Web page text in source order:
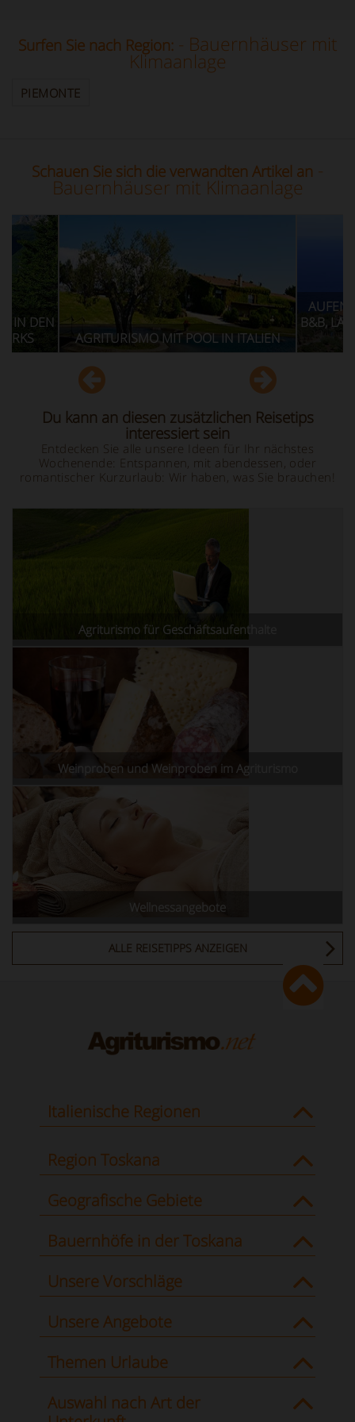
Surfen Sie nach Region: - Bauernhäuser mit
Klimaanlage
PIEMONTE
Schauen Sie sich die verwandten Artikel an -
Bauernhäuser mit Klimaanlage
MIT POOL IN ITALIEN
AUFENTHALT IN
B&B, LANDHAUS UND
Du kann an diesen zusätzlichen Reisetips
interessiert sein
Entdecken Sie alle unsere Ideen für Ihr nächstes
Wochenende: Entspannen, mit abendessen, oder
romantischer Kurzurlaub: Wir haben, was Sie brauchen!
Agriturismo für Geschäftsaufenthalte
Weinproben und Weinproben im Agriturismo
Wellnessangebote
ALLE REISETIPPS ANZEIGEN
Italienische Regionen
Region Toskana
Geografische Gebiete
Bauernhöfe in der Toskana
Unsere Vorschläge
Unsere Angebote
Themen Urlaube
Auswahl nach Art der